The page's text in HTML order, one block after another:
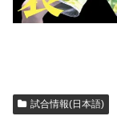
試合情報(日本語)